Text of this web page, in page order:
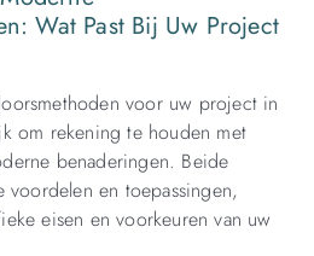
Wat Past Bij Uw Project
voor uw project in
om rekening te houden met
benaderingen. Beide
en toepassingen,
eisen en voorkeuren van uw